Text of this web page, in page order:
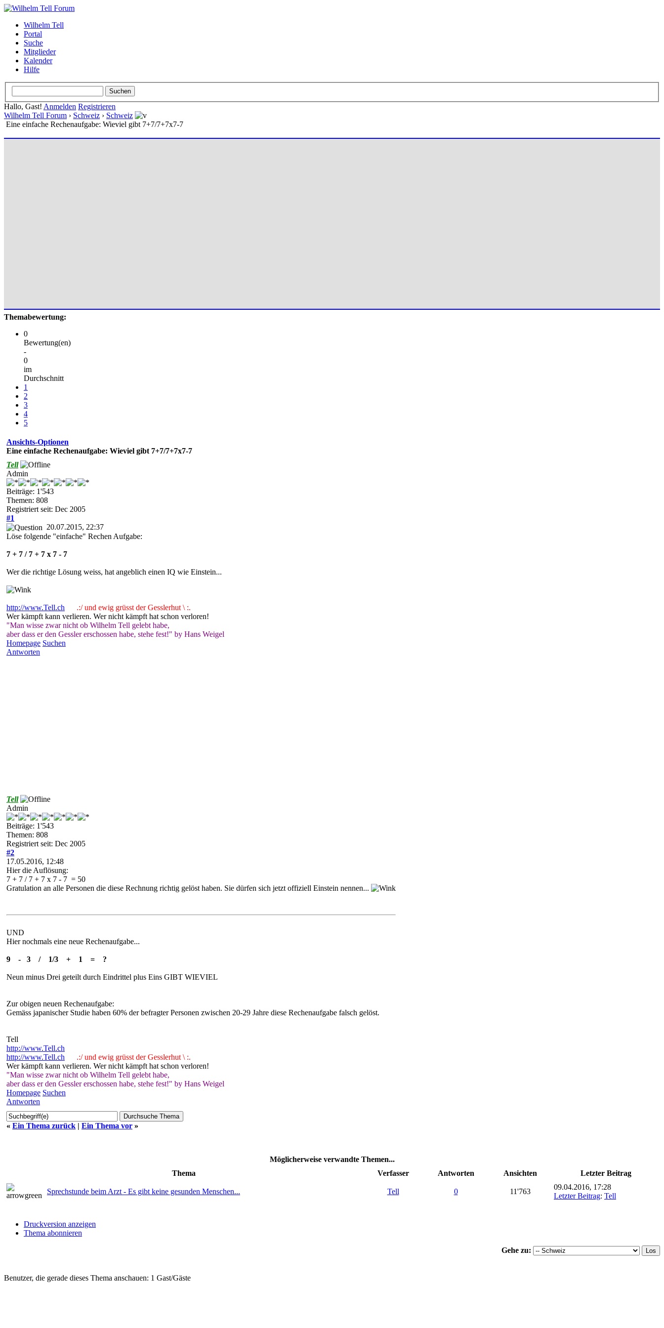
Wilhelm Tell
Portal
Suche
Mitglieder
Kalender
Hilfe
Hallo, Gast! Anmelden Registrieren
Wilhelm Tell Forum › Schweiz › Schweiz
Eine einfache Rechenaufgabe: Wieviel gibt 7+7/7+7x7-7
Themabewertung:
0
Bewertung(en)
-
0
im
Durchschnitt
1
2
3
4
5
Ansichts-Optionen
Eine einfache Rechenaufgabe: Wieviel gibt 7+7/7+7x7-7
Tell
Admin
Beiträge: 1'543
Themen: 808
Registriert seit: Dec 2005
#1
20.07.2015, 22:37
Löse folgende "einfache" Rechen Aufgabe:
7 + 7 / 7 + 7 x 7 - 7
Wer die richtige Lösung weiss, hat angeblich einen IQ wie Einstein...
http://www.Tell.ch
.:/ und ewig grüsst der Gesslerhut \ :.
Wer kämpft kann verlieren. Wer nicht kämpft hat schon verloren!
"Man wisse zwar nicht ob Wilhelm Tell gelebt habe,
aber dass er den Gessler erschossen habe, stehe fest!" by Hans Weigel
Homepage Suchen
Antworten
Tell
Admin
Beiträge: 1'543
Themen: 808
Registriert seit: Dec 2005
#2
17.05.2016, 12:48
Hier die Auflösung:
7 + 7 / 7 + 7 x 7 - 7 = 50
Gratulation an alle Personen die diese Rechnung richtig gelöst haben. Sie dürfen sich jetzt offiziell Einstein nennen...
UND
Hier nochmals eine neue Rechenaufgabe...
9 - 3 / 1/3 + 1 = ?
Neun minus Drei geteilt durch Eindrittel plus Eins GIBT WIEVIEL
Zur obigen neuen Rechenaufgabe:
Gemäss japanischer Studie haben 60% der befragter Personen zwischen 20-29 Jahre diese Rechenaufgabe falsch gelöst.
Tell
http://www.Tell.ch
http://www.Tell.ch
.:/ und ewig grüsst der Gesslerhut \ :.
Wer kämpft kann verlieren. Wer nicht kämpft hat schon verloren!
"Man wisse zwar nicht ob Wilhelm Tell gelebt habe,
aber dass er den Gessler erschossen habe, stehe fest!" by Hans Weigel
Homepage Suchen
Antworten
« Ein Thema zurück | Ein Thema vor »
Möglicherweise verwandte Themen...
Thema
Verfasser Antworten Ansichten Letzter Beitrag
Sprechstunde beim Arzt - Es gibt keine gesunden Menschen... Tell 0 11'763
09.04.2016, 17:28
Letzter Beitrag: Tell
Druckversion anzeigen
Thema abonnieren
Gehe zu:
Benutzer, die gerade dieses Thema anschauen: 1 Gast/Gäste